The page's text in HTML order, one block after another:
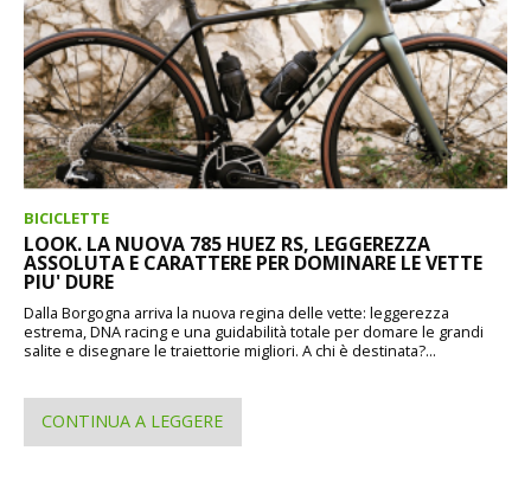
BICICLETTE
LOOK. LA NUOVA 785 HUEZ RS, LEGGEREZZA
ASSOLUTA E CARATTERE PER DOMINARE LE VETTE
PIU' DURE
Dalla Borgogna arriva la nuova regina delle vette: leggerezza
estrema, DNA racing e una guidabilità totale per domare le grandi
salite e disegnare le traiettorie migliori. A chi è destinata?...
CONTINUA A LEGGERE